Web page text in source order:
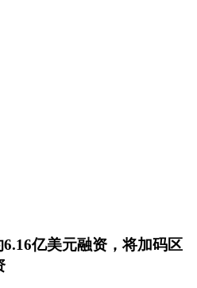
亿美元融资，将加码区